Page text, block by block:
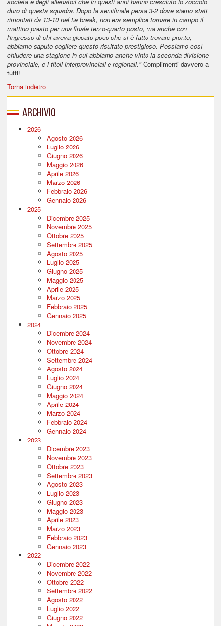
duro di questa squadra. Dopo la semifinale persa 3-2 dove siamo stati
rimontati da 13-10 nel tie break, non era semplice tornare in campo il
mattino presto per una finale terzo-quarto posto, ma anche con
l'ingresso di chi aveva giocato poco che si è fatto trovare pronto,
abbiamo saputo cogliere questo risultato prestigioso. Possiamo così
chiudere una stagione in cui abbiamo anche vinto la seconda divisione
provinciale, e i titoli interprovinciali e regionali."Complimenti davvero a
tutti!
Torna indietro
Archivio
2026
Agosto 2026
Luglio 2026
Giugno 2026
Maggio 2026
Aprile 2026
Marzo 2026
Febbraio 2026
Gennaio 2026
2025
Dicembre 2025
Novembre 2025
Ottobre 2025
Settembre 2025
Agosto 2025
Luglio 2025
Giugno 2025
Maggio 2025
Aprile 2025
Marzo 2025
Febbraio 2025
Gennaio 2025
2024
Dicembre 2024
Novembre 2024
Ottobre 2024
Settembre 2024
Agosto 2024
Luglio 2024
Giugno 2024
Maggio 2024
Aprile 2024
Marzo 2024
Febbraio 2024
Gennaio 2024
2023
Dicembre 2023
Novembre 2023
Ottobre 2023
Settembre 2023
Agosto 2023
Luglio 2023
Giugno 2023
Maggio 2023
Aprile 2023
Marzo 2023
Febbraio 2023
Gennaio 2023
2022
Dicembre 2022
Novembre 2022
Ottobre 2022
Settembre 2022
Agosto 2022
Luglio 2022
Giugno 2022